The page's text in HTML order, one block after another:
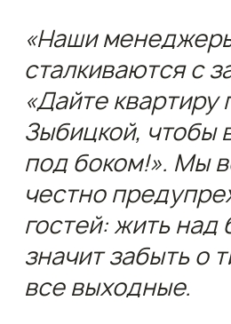
«Наши
сталкиваются с
«Дайте квартиру
Зыбицкой, чтобы
под боком!». Мы
честно
гостей: жить над
значит забыть о
все выходные.